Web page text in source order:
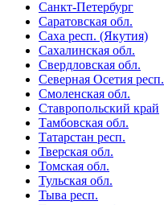
Санкт-Петербург
Саратовская обл.
Саха респ. (Якутия)
Сахалинская обл.
Свердловская обл.
Северная Осетия респ.
Смоленская обл.
Ставропольский край
Тамбовская обл.
Татарстан респ.
Тверская обл.
Томская обл.
Тульская обл.
Тыва респ.